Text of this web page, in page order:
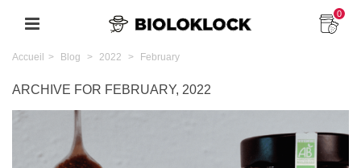
0
Accueil > Blog > 2022 > February
ARCHIVE FOR FEBRUARY, 2022